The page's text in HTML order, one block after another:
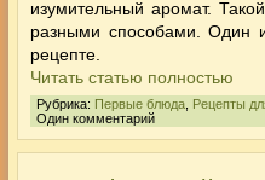
изумительный аромат.
разными способами. Один
рецепте.
Читать статью полностью
Рубрика: Первые блюда, Рецепты
Один комментарий